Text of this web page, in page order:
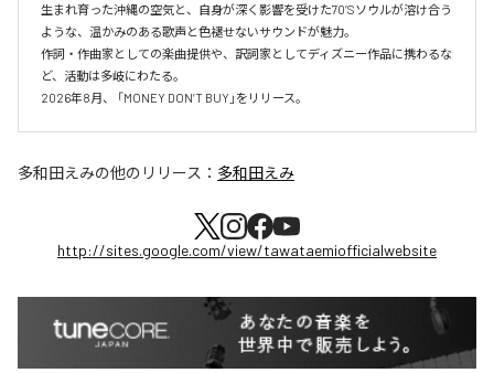
生まれ育った沖縄の空気と、自身が深く影響を受けた70’Sソウルが溶け合う
ような、温かみのある歌声と色褪せないサウンドが魅力。
作詞・作曲家としての楽曲提供や、訳詞家としてディズニー作品に携わるな
ど、活動は多岐にわたる。
2026年8月、 「MONEY DON’T BUY」をリリース。
多和田えみの他のリリース： 多和田えみ
http://sites.google.com/view/tawataemiofficialwebsite